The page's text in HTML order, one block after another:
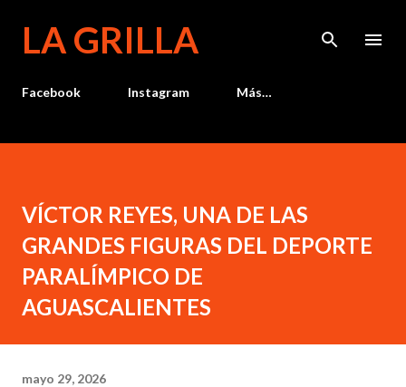
LA GRILLA
Facebook Instagram Más…
VÍCTOR REYES, UNA DE LAS
GRANDES FIGURAS DEL DEPORTE
PARALÍMPICO DE
AGUASCALIENTES
mayo 29, 2026